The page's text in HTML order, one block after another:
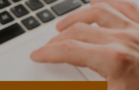
いつ